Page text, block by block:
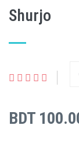
Shurjo
BDT